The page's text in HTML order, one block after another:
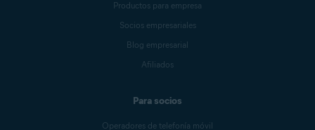
Productos para empresa
Socios empresariales
Blog empresarial
Afiliados
Para socios
Operadores de telefonía móvil